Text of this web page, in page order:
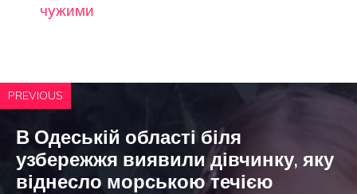
чужими
PREVIOUS
В Одеській області біля
узбережжя виявили дівчинку, яку
віднесло морською течією